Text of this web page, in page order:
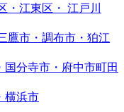
・江東区・ 江戸川
鷹市・調布市・ 狛江
国分寺市・府中市町田
横浜市